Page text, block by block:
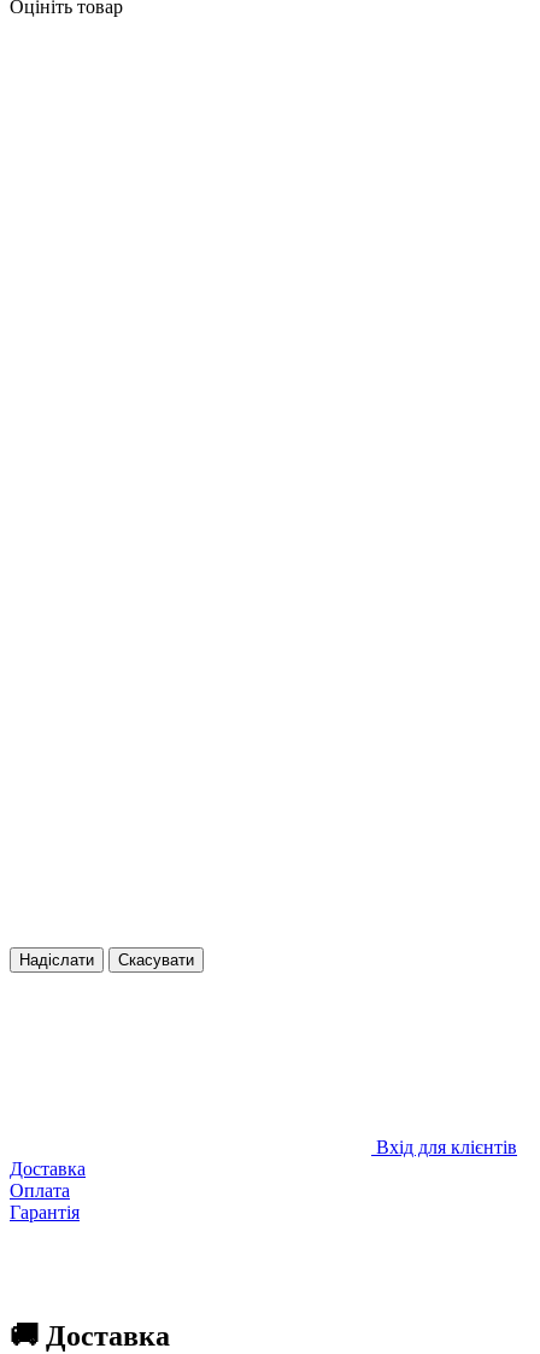
Оцініть товар
Надіслати Скасувати
Вхід для клієнтів
Доставка
Оплата
Гарантія
🚚 Доставка